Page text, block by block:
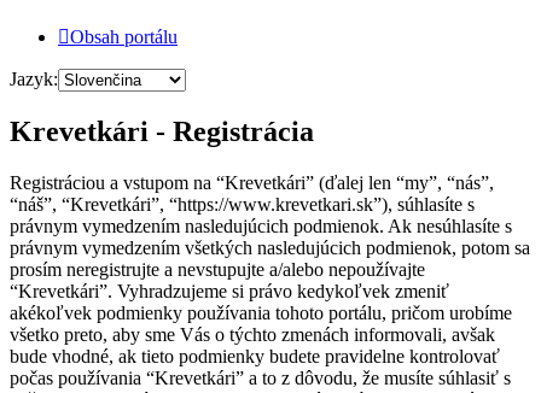
Obsah portálu
Jazyk:
Krevetkári - Registrácia
Registráciou a vstupom na “Krevetkári” (ďalej len “my”, “nás”,
“náš”, “Krevetkári”, “https://www.krevetkari.sk”), súhlasíte s
právnym vymedzením nasledujúcich podmienok. Ak nesúhlasíte s
právnym vymedzením všetkých nasledujúcich podmienok, potom sa
prosím neregistrujte a nevstupujte a/alebo nepoužívajte
“Krevetkári”. Vyhradzujeme si právo kedykoľvek zmeniť
akékoľvek podmienky používania tohoto portálu, pričom urobíme
všetko preto, aby sme Vás o týchto zmenách informovali, avšak
bude vhodné, ak tieto podmienky budete pravidelne kontrolovať
počas používania “Krevetkári” a to z dôvodu, že musíte súhlasiť s